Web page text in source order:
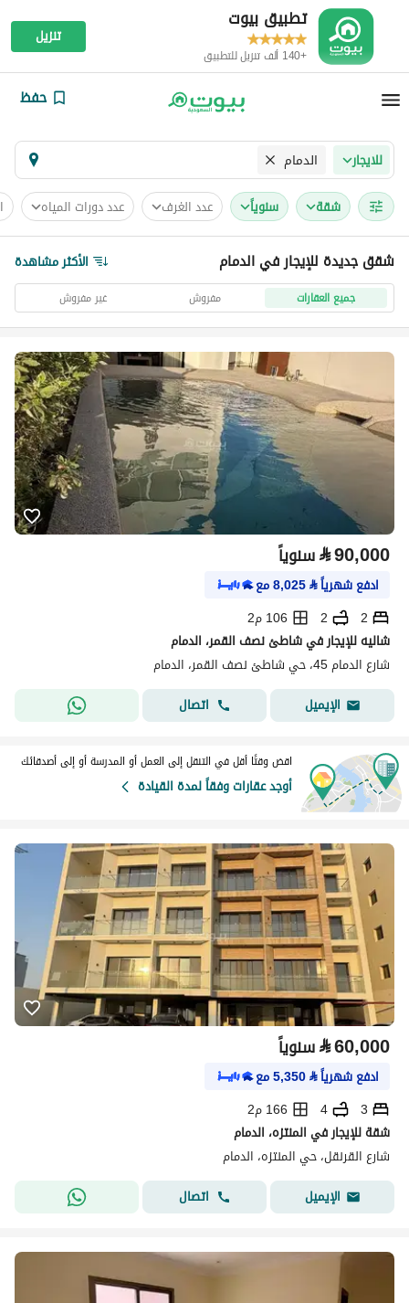
تطبيق بيوت
+140 ألف تنزيل للتطبيق
تنزيل
حفظ
للايجار الدمام
شقة سنوياً عدد الغرف عدد دورات المياه
شقق جديدة للإيجار في الدمام الأكثر مشاهدة
جميع العقارات مفروش غير مفروش
⃁90,000 سنوياً
ادفع شهرياً⃁
8,025مع
2
2
106 م2
شاليه للإيجار في شاطئ نصف القمر، الدمام
شارع الدمام 45، حي شاطئ نصف القمر، الدمام
الإيميل
اتصال
اقض وقتًا أقل في التنقل إلى العمل أو المدرسة أو إلى أصدقائك
أوجد عقارات وفقاً لمدة القيادة
⃁60,000 سنوياً
ادفع شهرياً⃁
5,350مع
3
4
166 م2
شقة للإيجار في المنتزه، الدمام
شارع القرنقل، حي المنتزه، الدمام
الإيميل
اتصال